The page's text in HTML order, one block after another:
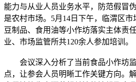
能力与从业人员业务水平，防范假冒
是农村市场。5月14日下午，临渭区市
豆制品、食用油等小作坊落实主体责
业、市场监管所共120余人参加培训。
会议深入分析了当前食品小作坊监
点，让参会人员明晰工作关键方向。